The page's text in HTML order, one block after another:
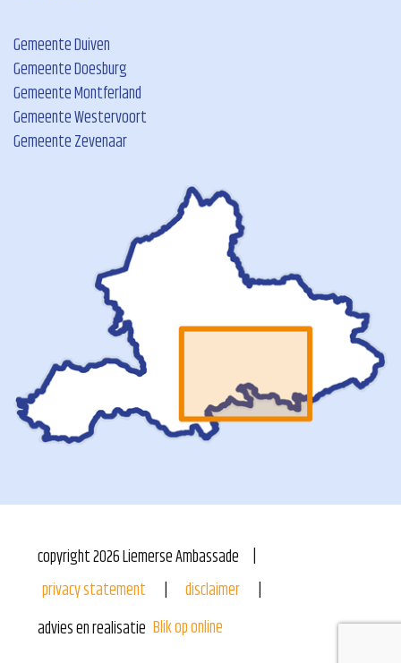
Gemeente Duiven
Gemeente Doesburg
Gemeente Montferland
Gemeente Westervoort
Gemeente Zevenaar
copyright2026Liemerse Ambassade
privacy statement
disclaimer
advies en realisatie Blik op online